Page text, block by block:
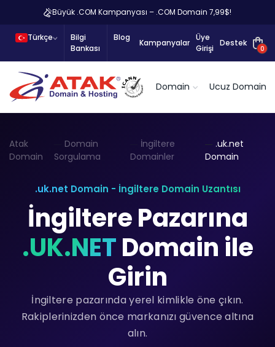
Büyük .COM Kampanyası – .COM Domain 7,99$!
Türkçe
Bilgi
Bankası
Blog
Kampanyalar
Üye
Girişi
Destek
0
Domain Ucuz Domain
Atak
Domain
Domain
Sorgulama
İngiltere
Domainler
.uk.net
Domain
.uk.net Domain - İngiltere Domain Uzantısı
İngiltere Pazarına
.UK.NETDomain ile
Girin
İngiltere pazarında yerel kimlikle öne çıkın.
Rakiplerinizden önce markanızı güvence altına
alın.